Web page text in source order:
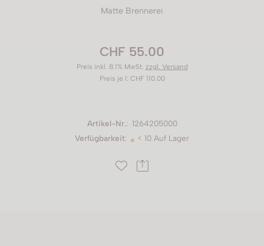
Matte Brennerei
CHF 55.00
Preis inkl. 8.1% MwSt. zzgl. Versand
Preis je l: CHF 110.00
Artikel-Nr.: 1264205000
Verfügbarkeit: < 10 Auf Lager